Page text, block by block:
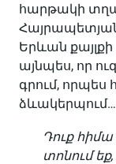
հարթակի
Երևան
այնպես, որ
գրում, որպես
ձևակերպում…
Դուք
տոնում